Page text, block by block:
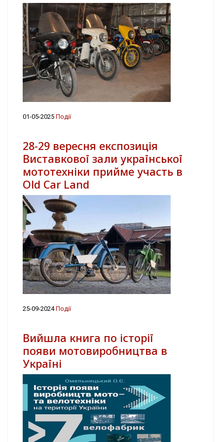
01-05-2025 Події
28-29 вересня експозиція
Виставкової зали української
мототехніки прийме участь в
Old Car Land
25-09-2024Події
Вийшла книга по історії
появи мотовиробництва в
Україні